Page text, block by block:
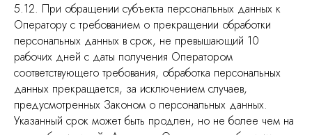
5.12. При обращении субъекта персональных данных к
Оператору с требованием о прекращении обработки
персональных данных в срок, не превышающий 10
рабочих дней с даты получения Оператором
соответствующего требования, обработка персональных
данных прекращается, за исключением случаев,
предусмотренных Законом о персональных данных.
Указанный срок может быть продлен, но не более чем на